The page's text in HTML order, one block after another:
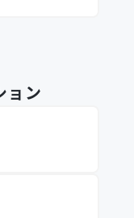
ョン